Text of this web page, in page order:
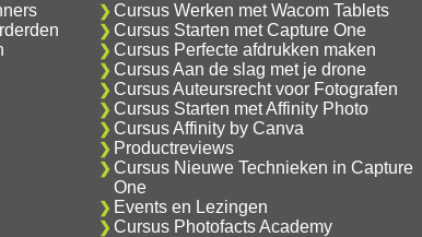
Cursus Werken met Wacom Tablets
Cursus Starten met Capture One
Cursus Perfecte afdrukken maken
Cursus Aan de slag met je drone
Cursus Auteursrecht voor Fotografen
Cursus Starten met Affinity Photo
Cursus Affinity by Canva
Productreviews
Cursus Nieuwe Technieken in Capture
One
Events en Lezingen
Cursus Photofacts Academy